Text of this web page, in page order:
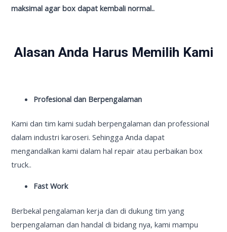
maksimal agar box dapat kembali normal..
Alasan Anda Harus Memilih Kami
Profesional dan Berpengalaman
Kami dan tim kami sudah berpengalaman dan professional
dalam industri karoseri. Sehingga Anda dapat
mengandalkan kami dalam hal repair atau perbaikan box
truck..
Fast Work
Berbekal pengalaman kerja dan di dukung tim yang
berpengalaman dan handal di bidang nya, kami mampu